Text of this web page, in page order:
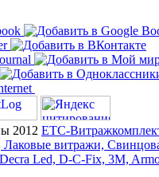
2012 ЕТС-
Лаковые витражи,
Led, D-C-Fix, 3M,